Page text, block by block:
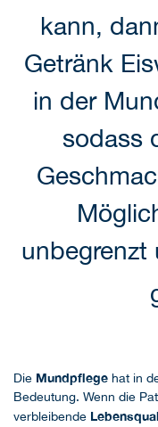
kann,
Getränk
in der
sodass
unbegrenzt
Die Mundpflege hat in
Bedeutung. Wenn die
verbleibende